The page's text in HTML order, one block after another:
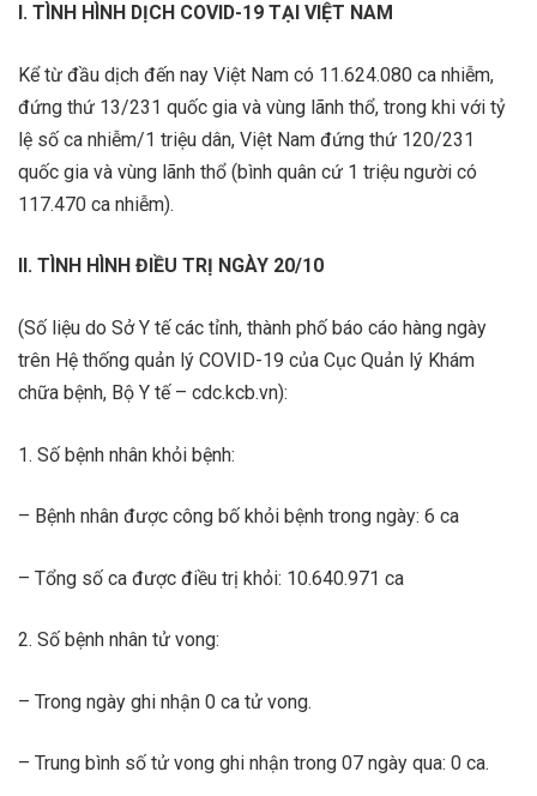
I. TÌNH HÌNH DỊCH COVID-19 TẠI VIỆT NAM
Kể từ đầu dịch đến nay Việt Nam có 11.624.080 ca nhiễm,
đứng thứ 13/231 quốc gia và vùng lãnh thổ, trong khi với tỷ
lệ số ca nhiễm/1 triệu dân, Việt Nam đứng thứ 120/231
quốc gia và vùng lãnh thổ (bình quân cứ 1 triệu người có
117.470 ca nhiễm).
II. TÌNH HÌNH ĐIỀU TRỊ NGÀY 20/10
(Số liệu do Sở Y tế các tỉnh, thành phố báo cáo hàng ngày
trên Hệ thống quản lý COVID-19 của Cục Quản lý Khám
chữa bệnh, Bộ Y tế – cdc.kcb.vn):
1. Số bệnh nhân khỏi bệnh:
– Bệnh nhân được công bố khỏi bệnh trong ngày: 6 ca
– Tổng số ca được điều trị khỏi: 10.640.971 ca
2. Số bệnh nhân tử vong:
– Trong ngày ghi nhận 0 ca tử vong.
– Trung bình số tử vong ghi nhận trong 07 ngày qua: 0 ca.